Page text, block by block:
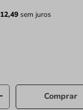
12,49sem juros
Comprar